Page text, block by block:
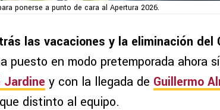
ponerse a punto de cara al Apertura 2026.
las vacaciones y la eliminación del
puesto en modo pretemporada ahora
Jardine y con la llegada de Guillermo
distinto al equipo.